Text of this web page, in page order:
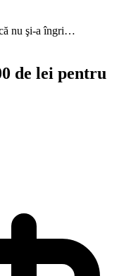
nu şi-a îngri…
de lei pentru